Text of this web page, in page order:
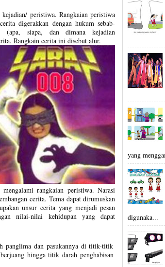
peristiwa. Rangkaian peristiwa
digerakkan dengan hukum sebab-
(apa, siapa, dan dimana kejadian
Rangkain cerita ini disebut alur.
rangkaian peristiwa. Narasi
cerita. Tema dapat dirumuskan
unsur cerita yang menjadi pesan
nilai-nilai kehidupan yang dapat
panglima dan pasukannya di titik-titik
hingga titik darah penghabisan
yang
digunaka...